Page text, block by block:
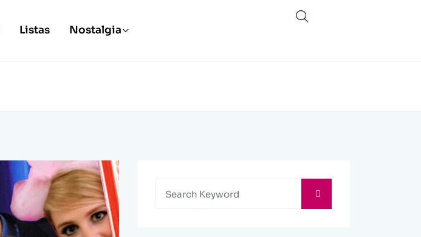
Listas Nostalgia